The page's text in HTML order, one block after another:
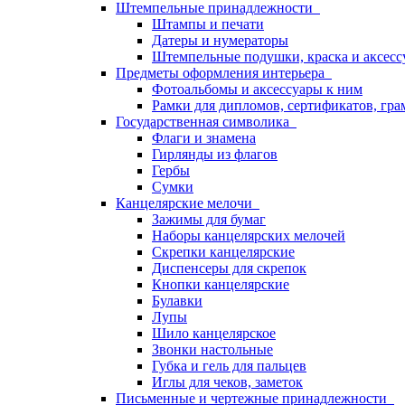
Штемпельные принадлежности
Штампы и печати
Датеры и нумераторы
Штемпельные подушки, краска и
Предметы оформления интерьера
Фотоальбомы и аксессуары к ним
Рамки для дипломов, сертификатов,
Государственная символика
Флаги и знамена
Гирлянды из флагов
Гербы
Сумки
Канцелярские мелочи
Зажимы для бумаг
Наборы канцелярских мелочей
Скрепки канцелярские
Диспенсеры для скрепок
Кнопки канцелярские
Булавки
Лупы
Шило канцелярское
Звонки настольные
Губка и гель для пальцев
Иглы для чеков, заметок
Письменные и чертежные принадлежности